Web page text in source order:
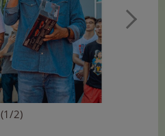
(1/2)